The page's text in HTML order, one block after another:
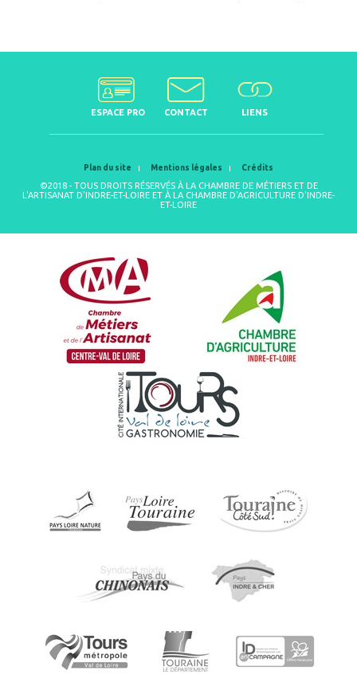
ESPACE PRO CONTACT LIENS
Plan du site Mentions légales Crédits
©2018 - TOUS DROITS RÉSERVÉS À LA CHAMBRE DE MÉTIERS ET DE
L'ARTISANAT D'INDRE-ET-LOIRE ET À LA CHAMBRE D'AGRICULTURE D'INDRE-
ET-LOIRE